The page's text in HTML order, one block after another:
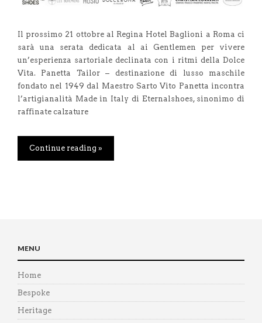
Il prossimo 21 ottobre al Regina Hotel Baglioni a Roma ci
sarà una serata dedicata al ai Gentlemen per vivere
un’esperienza sartoriale declinata con i ritmi della Dolce
Vita. Panetta Tailor – destinazione di lusso maschile
fondato nel 1949 dal Maestro Sarto Vito Panetta incontra
l’artigianalità Made in Italy di Eternalshoes, sinonimo di
raffinate calzature
Continue reading »
MENU
Home
Bespoke
Heritage